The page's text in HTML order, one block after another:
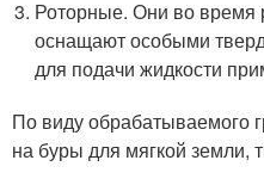
Роторные. Они во
оснащают особыми
для подачи жидкости
По виду обрабатываемого
на буры для мягкой земли,